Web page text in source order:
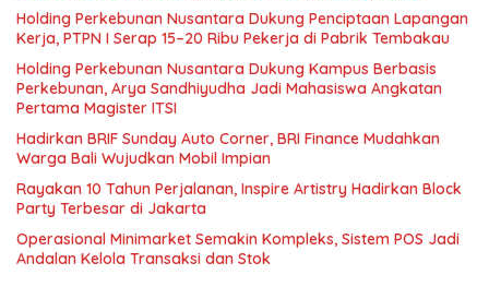
Holding Perkebunan Nusantara Dukung Penciptaan Lapangan
Kerja, PTPN I Serap 15–20 Ribu Pekerja di Pabrik Tembakau
Holding Perkebunan Nusantara Dukung Kampus Berbasis
Perkebunan, Arya Sandhiyudha Jadi Mahasiswa Angkatan
Pertama Magister ITSI
Hadirkan BRIF Sunday Auto Corner, BRI Finance Mudahkan
Warga Bali Wujudkan Mobil Impian
Rayakan 10 Tahun Perjalanan, Inspire Artistry Hadirkan Block
Party Terbesar di Jakarta
Operasional Minimarket Semakin Kompleks, Sistem POS Jadi
Andalan Kelola Transaksi dan Stok